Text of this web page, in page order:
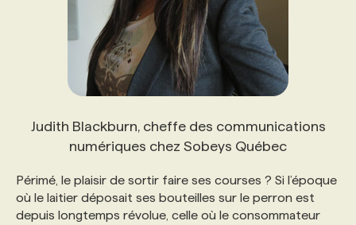
ANNONCEZ AVEC NOUS
Judith Blackburn, cheffe des communications
numériques chez Sobeys Québec
Périmé, le plaisir de sortir faire ses courses ? Si l’époque
où le laitier déposait ses bouteilles sur le perron est
depuis longtemps révolue, celle où le consommateur